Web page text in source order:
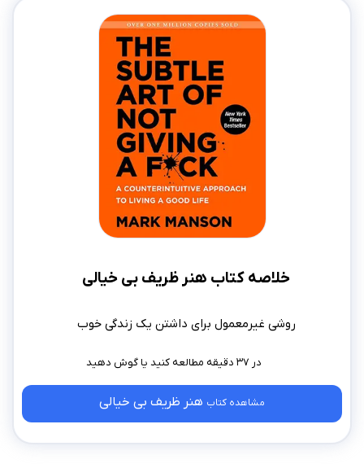
خلاصه کتاب هنر ظریف بی خیالی
روشی غیرمعمول برای داشتن یک زندگی خوب
در ۳۷ دقیقه مطالعه کنید
مشاهده کتاب هنر ظریف بی خیالی